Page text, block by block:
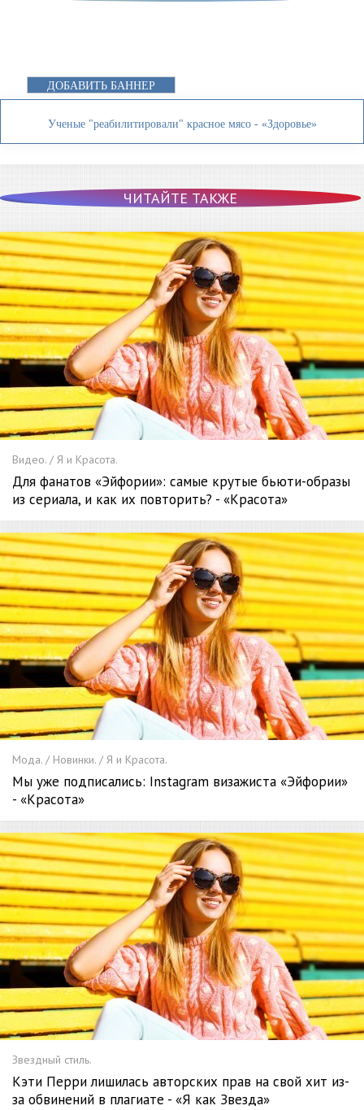
ДОБАВИТЬ БАННЕР
Ученые "реабилитировали" красное мясо - «Здоровье»
ЧИТАЙТЕ ТАКЖЕ
Видео. / Я и Красота.
Для фанатов «Эйфории»: самые крутые бьюти-образы
из сериала, и как их повторить? - «Красота»
Мода. / Новинки. / Я и Красота.
Мы уже подписались: Instagram визажиста «Эйфории»
- «Красота»
Звездный стиль.
Кэти Перри лишилась авторских прав на свой хит из-
за обвинений в плагиате - «Я как Звезда»